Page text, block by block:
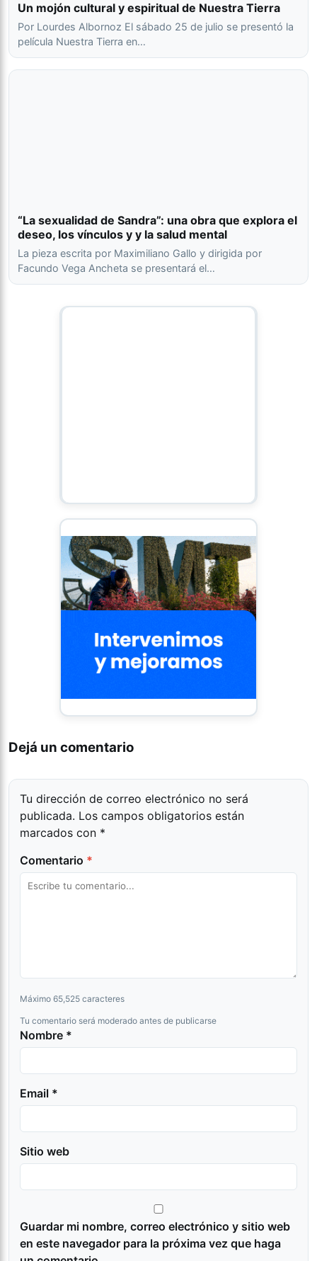
Un mojón cultural y espiritual de Nuestra Tierra
Por Lourdes Albornoz El sábado 25 de julio se presentó la
película Nuestra Tierra en…
“La sexualidad de Sandra”: una obra que explora el
deseo, los vínculos y y la salud mental
La pieza escrita por Maximiliano Gallo y dirigida por
Facundo Vega Ancheta se presentará el…
Dejá un comentario
Tu dirección de correo electrónico no será
publicada. Los campos obligatorios están
marcados con *
Comentario *
Máximo 65,525 caracteres
Tu comentario será moderado antes de publicarse
Nombre *
Email *
Sitio web
Guardar mi nombre, correo electrónico y sitio web
en este navegador para la próxima vez que haga